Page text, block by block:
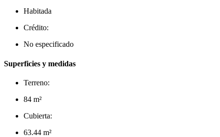
Habitada
Crédito:
No especificado
Superficies y medidas
Terreno:
84 m²
Cubierta:
63.44 m²